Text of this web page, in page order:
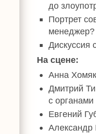
до
Портрет
менеджер?
Дискуссия
На сцене:
Анна
Дмитрий
с
Евгений
Александр